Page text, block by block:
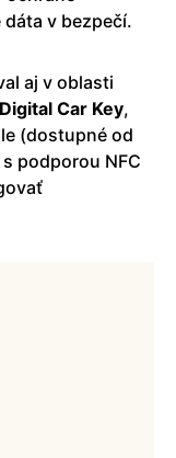
v bezpečí.
aj v oblasti
Car Key,
(dostupné od
podporou NFC